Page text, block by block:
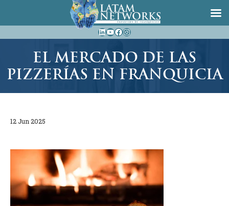
al
LinkedIn
YouTube
Facebook
Instagram
EL MERCADO DE LAS
PIZZERÍAS EN FRANQUICIA
12 Jun 2025